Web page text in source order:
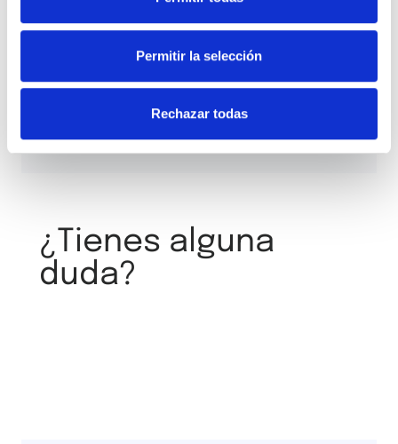
Permitir la selección
Rechazar todas
He leído y acepto lostérminos y condicionesy la
¿Tienes alguna
duda?